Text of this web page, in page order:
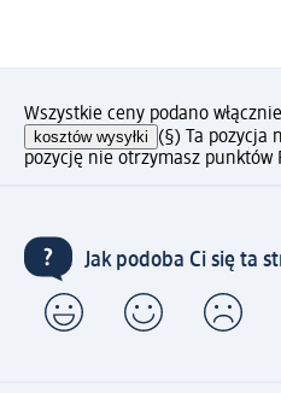
Wszystkie ceny podano
kosztów wysyłki (§) Ta pozycja
pozycję nie otrzymasz punktów
Jak podoba Ci się ta